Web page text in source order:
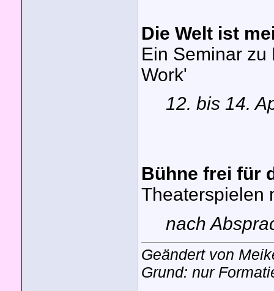
Die Welt ist
Ein Seminar
Work'
12. bis 14.
Bühne frei für
Theaterspielen
nach
Geändert von
Grund: nur